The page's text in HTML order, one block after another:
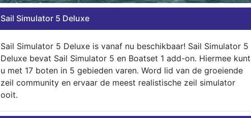
Sail Simulator 5 Deluxe
Sail Simulator 5 Deluxe is vanaf nu beschikbaar! Sail Simulator 5
Deluxe bevat Sail Simulator 5 en Boatset 1 add-on. Hiermee kunt
u met 17 boten in 5 gebieden varen. Word lid van de groeiende
zeil community en ervaar de meest realistische zeil simulator
ooit.